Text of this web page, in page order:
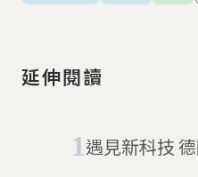
延伸閱讀
遇見新科技